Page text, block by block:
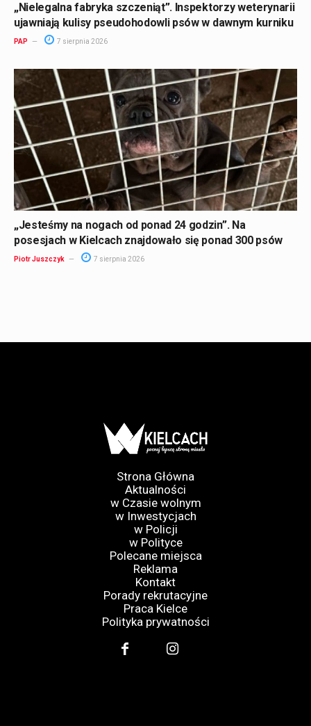
„Nielegalna fabryka szczeniąt”. Inspektorzy weterynarii
ujawniają kulisy pseudohodowli psów w dawnym kurniku
PAP 7 sierpnia 2026
„Jesteśmy na nogach od ponad 24 godzin”. Na
posesjach w Kielcach znajdowało się ponad 300 psów
Piotr Juszczyk 7 sierpnia 2026
Strona Główna
Aktualności
w Czasie wolnym
w Inwestycjach
w Policji
w Polityce
Polecane miejsca
Reklama
Kontakt
Porady rekrutacyjne
Praca Kielce
Polityka prywatności